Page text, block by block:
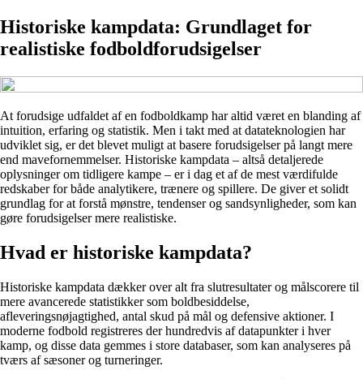
Historiske kampdata: Grundlaget for
realistiske fodboldforudsigelser
At forudsige udfaldet af en fodboldkamp har altid været en blanding af
intuition, erfaring og statistik. Men i takt med at datateknologien har
udviklet sig, er det blevet muligt at basere forudsigelser på langt mere
end mavefornemmelser. Historiske kampdata – altså detaljerede
oplysninger om tidligere kampe – er i dag et af de mest værdifulde
redskaber for både analytikere, trænere og spillere. De giver et solidt
grundlag for at forstå mønstre, tendenser og sandsynligheder, som kan
gøre forudsigelser mere realistiske.
Hvad er historiske kampdata?
Historiske kampdata dækker over alt fra slutresultater og målscorere til
mere avancerede statistikker som boldbesiddelse,
afleveringsnøjagtighed, antal skud på mål og defensive aktioner. I
moderne fodbold registreres der hundredvis af datapunkter i hver
kamp, og disse data gemmes i store databaser, som kan analyseres på
tværs af sæsoner og turneringer.